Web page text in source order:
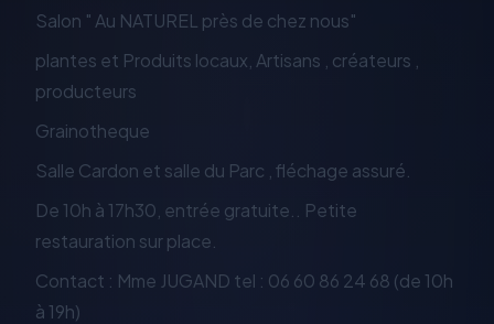
Salon " Au NATUREL près de chez nous"
plantes et Produits locaux, Artisans , créateurs ,
producteurs
Grainotheque
Salle Cardon et salle du Parc , fléchage assuré.
De 10h à 17h30, entrée gratuite.. Petite
restauration sur place.
Contact : Mme JUGAND tel : 06 60 86 24 68 (de 10h
à 19h)